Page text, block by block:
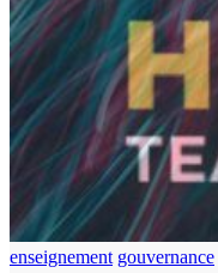
enseignement gouvernance